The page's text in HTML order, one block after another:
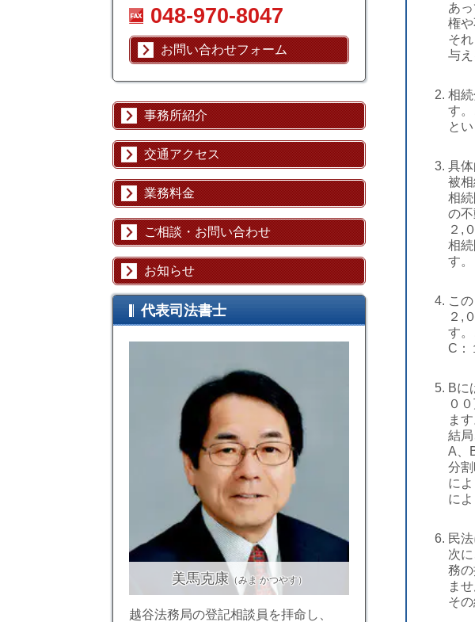
あ
権
そ
与え
相
す
と
具
被
相
の
２,
相
す。
こ
２,
す
C：
Bに
０
ま
結
A、
分
に
に
民
次
務
ま
そ
048-970-8047
お問い合わせフォーム
事務所紹介
交通アクセス
業務料金
ご相談・お問い合わせ
お知らせ
代表司法書士
美馬克康（みま かつやす）
越谷法務局の登記相談員を拝命し、